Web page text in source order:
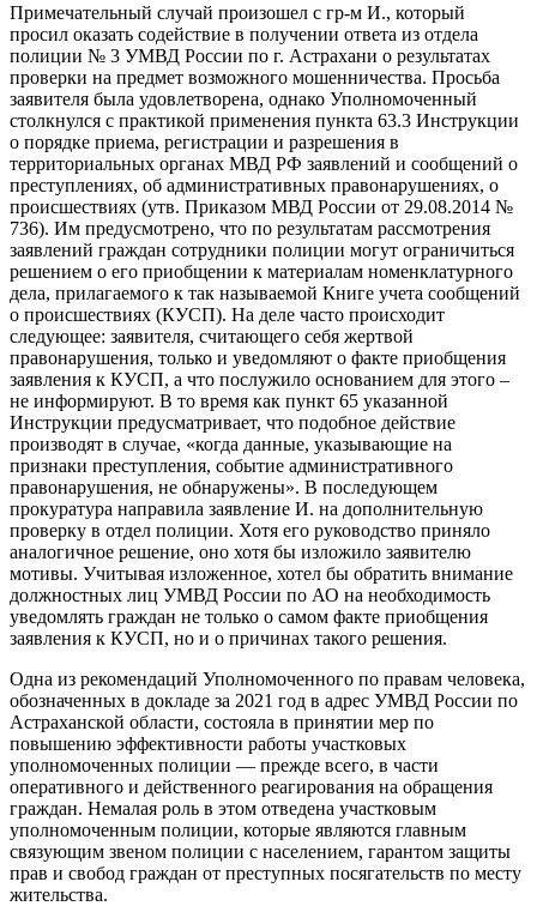
Примечательный случай произошел с гр-м И., который
просил оказать содействие в получении ответа из отдела
полиции № 3 УМВД России по г. Астрахани о результатах
проверки на предмет возможного мошенничества. Просьба
заявителя была удовлетворена, однако Уполномоченный
столкнулся с практикой применения пункта 63.3 Инструкции
о порядке приема, регистрации и разрешения в
территориальных органах МВД РФ заявлений и сообщений о
преступлениях, об административных правонарушениях, о
происшествиях (утв. Приказом МВД России от 29.08.2014 №
736). Им предусмотрено, что по результатам рассмотрения
заявлений граждан сотрудники полиции могут ограничиться
решением о его приобщении к материалам номенклатурного
дела, прилагаемого к так называемой Книге учета сообщений
о происшествиях (КУСП). На деле часто происходит
следующее: заявителя, считающего себя жертвой
правонарушения, только и уведомляют о факте приобщения
заявления к КУСП, а что послужило основанием для этого –
не информируют. В то время как пункт 65 указанной
Инструкции предусматривает, что подобное действие
производят в случае, «когда данные, указывающие на
признаки преступления, событие административного
правонарушения, не обнаружены». В последующем
прокуратура направила заявление И. на дополнительную
проверку в отдел полиции. Хотя его руководство приняло
аналогичное решение, оно хотя бы изложило заявителю
мотивы. Учитывая изложенное, хотел бы обратить внимание
должностных лиц УМВД России по АО на необходимость
уведомлять граждан не только о самом факте приобщения
заявления к КУСП, но и о причинах такого решения.
Одна из рекомендаций Уполномоченного по правам человека,
обозначенных в докладе за 2021 год в адрес УМВД России по
Астраханской области, состояла в принятии мер по
повышению эффективности работы участковых
уполномоченных полиции — прежде всего, в части
оперативного и действенного реагирования на обращения
граждан. Немалая роль в этом отведена участковым
уполномоченным полиции, которые являются главным
связующим звеном полиции с населением, гарантом защиты
прав и свобод граждан от преступных посягательств по месту
жительства.